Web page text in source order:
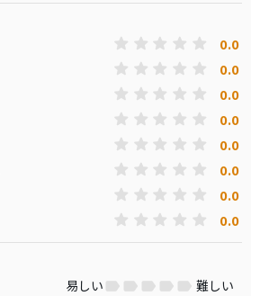
0.0
0.0
0.0
0.0
0.0
0.0
0.0
0.0
易しい
難しい